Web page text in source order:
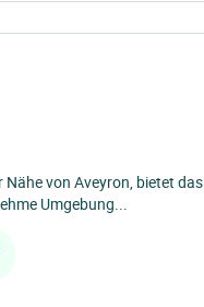
Nähe von Aveyron, bietet das
Umgebung...